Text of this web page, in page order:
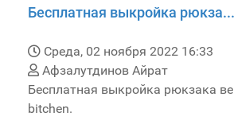
Бесплатная выкройка рюкза...
Среда, 02 ноября 2022 16:33
Афзалутдинов Айрат
Бесплатная выкройка рюкзака
bitchen.